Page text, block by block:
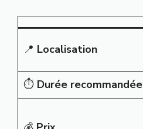
📍 Localisation
⏱️ Durée recommandée